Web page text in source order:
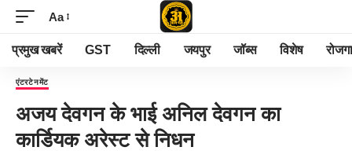
Aa
प्रमुख खबरें GST दिल्ली जयपुर जॉब्स विशेष
एंटरटेनमेंट
अजय देवगन के भाई अनिल देवगन का
कार्डियक अरेस्ट से निधन